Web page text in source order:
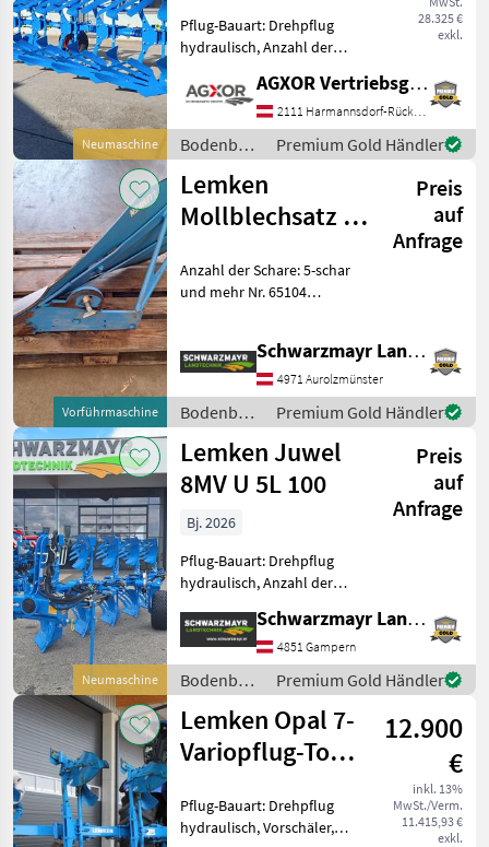
Juwel
7
Vario
Juwel
7MV
4N100
Juwel
7MV
5N100
Juwel
8
Juwel
8 M V
Juwel
8 MV
Juwel
8 MVU
Alle
anzeigen
MARKTPLATZ
Marktplatz Händlerangebote
Neumaschine
28.325 €
exkl.
Pflug-Bauart: Drehpflug
hydraulisch, Anzahl der
Scheibensech, hydr.
Schnittbreitenverstellung,
Streifenkörper EDV: 71804
Volldrehpflug 5-sc
AGXOR Vertriebsgesellschaft Ost GmbH
2111 Harmannsdorf-Rückersdorf
Bodenbearbeitung
/ Lemken
Premium Gold Händler
Vorführmaschine
Lemken
Mollblechsatz 5-
Preis
auf
Anfrage
Anzahl der Schare: 5-schar
und mehr Nr. 65104
W 40 links 5 Stk. DuraMaxx
W 40 rechts inkl. geteiltem
Scharbl
Schwarzmayr Landtechnik GmbH - Aurolzmünster
4971 Aurolzmünster
Bodenbearbeitung
/ Lemken
Premium Gold Händler
Neumaschine
Lemken Juwel
8MV U 5L 100
Preis
auf
Anfrage
Bj. 2026
Pflug-Bauart: Drehpflug
hydraulisch, Anzahl der
Maiseinleger, Scheibensech,
hydr.
Schnittbreitenverstellung,
Streifenkörper, Stützrad,
Vorschäler
Schwarzmayr Landtechnik GmbH - Gampern
4851 Gampern
Bodenbearbeitung
/ Lemken
Premium Gold Händler
Lemken Opal 7-
Variopflug-Top
12.900
€
inkl. 13%
MwSt./Verm.
11.415,93 €
exkl.
Pflug-Bauart: Drehpflug
hydraulisch, Vorschäler,